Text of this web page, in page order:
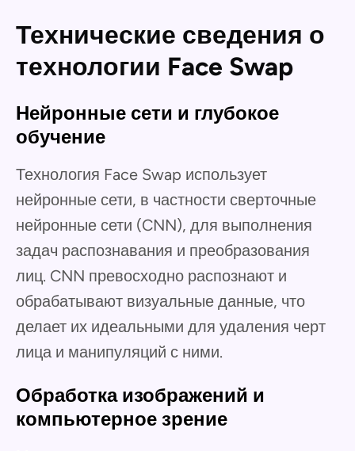
Технические сведения о
технологии Face Swap
Нейронные сети и глубокое
обучение
Технология Face Swap использует
нейронные сети, в частности сверточные
нейронные сети (CNN), для выполнения
задач распознавания и преобразования
лиц. CNN превосходно распознают и
обрабатывают визуальные данные, что
делает их идеальными для удаления черт
лица и манипуляций с ними.
Обработка изображений и
компьютерное зрение